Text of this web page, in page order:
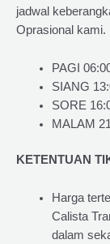
jadwal
Oprasional kami.
PAGI
SIANG
SORE
MALAM
KETENTUAN
Harga
Calista
dalam